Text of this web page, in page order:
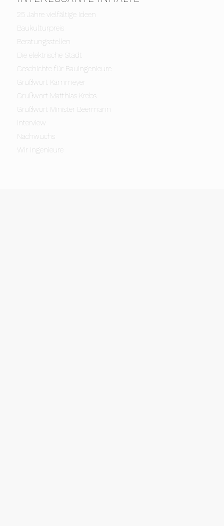
25 Jahre vielfältige Ideen
Baukulturpreis
Beratungsstellen
Die elektrische Stadt
Geschichte für Bauingenieure
Grußwort Kammeyer
Grußwort Matthias Krebs
Grußwort Minister Beermann
Interview
Nachwuchs
Wir Ingenieure